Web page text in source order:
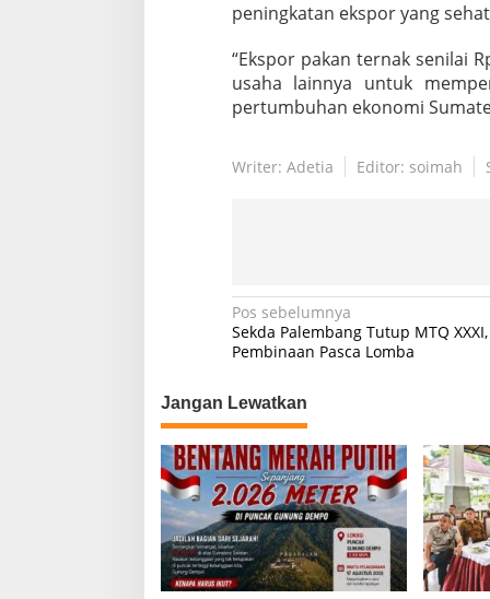
r
peningkatan ekspor yang
“Ekspor pakan ternak senilai
usaha lainnya untuk
pertumbuhan ekonomi
Writer: Adetia Editor: soimah
N
a
i
g
a
s
i
p
Pos sebelumnya
Sekda Palembang Tutup MTQ
Pembinaan Pasca Lomba
Jangan Lewatkan